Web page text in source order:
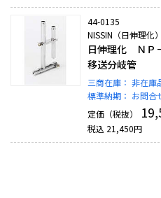
44-0135
NISSIN（日伸理化）
日伸理化 ＮＰ
移送分岐管
三商在庫： 非在庫
標準納期： お問合
定価（税抜）
税込 21,450円